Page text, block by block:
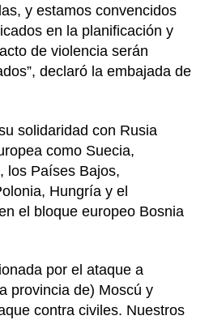
y estamos convencidos
en la planificación y
de violencia serán
declaró la embajada de
solidaridad con Rusia
como Suecia,
los Países Bajos,
Hungría y el
el bloque europeo Bosnia
por el ataque a
provincia de) Moscú y
contra civiles. Nuestros